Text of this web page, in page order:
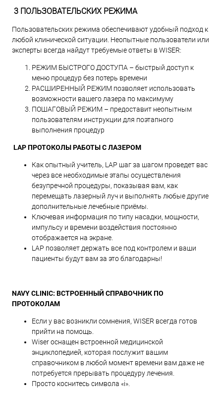
3 ПОЛЬЗОВАТЕЛЬСКИХ РЕЖИМА
Пользовательских режима обеспечивают удобный подход к
любой клинической ситуации. Неопытные пользователи или
эксперты всегда найдут требуемые ответы в WISER:
РЕЖИМ БЫСТРОГО ДОСТУПА – быстрый доступ к
меню процедур без потерь времени
РАСШИРЕННЫЙ РЕЖИМ позволяет использовать
возможности вашего лазера по максимуму
ПОШАГОВЫЙ РЕЖИМ – предоставит неопытным
пользователям инструкции для поэтапного
выполнения процедур
LAP ПРОТОКОЛЫ РАБОТЫ С ЛАЗЕРОМ
Как опытный учитель, LAP шаг за шагом проведет вас
через все необходимые этапы осуществления
безупречной процедуры, показывая вам, как
перемещать лазерный луч и выполнять любые другие
дополнительные лечебные приёмы.
Ключевая информация по типу насадки, мощности,
импульсу и времени воздействия постоянно
отображается на экране.
LAP позволяет держать все под контролем и ваши
пациенты будут вам за это благодарны!
NAVY CLINIC: ВСТРОЕННЫЙ СПРАВОЧНИК ПО
ПРОТОКОЛАМ
Если у вас возникли сомнения, WISER всегда готов
прийти на помощь.
Wiser оснащен встроенной медицинской
энциклопедией, которая послужит вашим
справочником в любой момент времени вам даже не
потребуется прерывать процедуру лечения.
Просто коснитесь символа «i».